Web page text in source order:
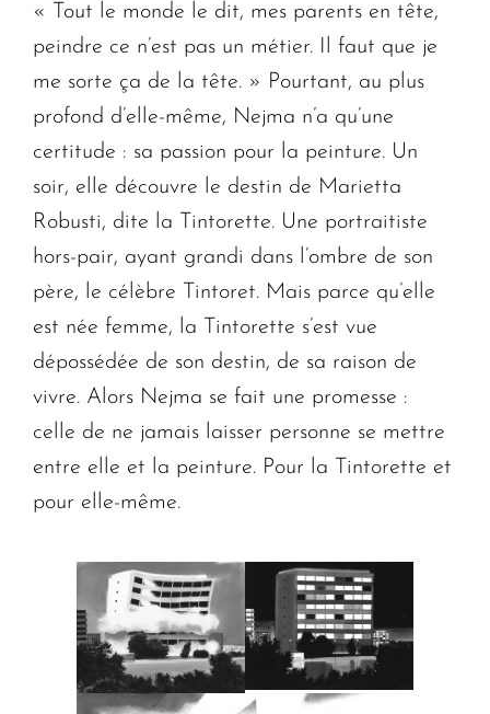
« Tout le monde le dit, mes parents en tête,
peindre ce n’est pas un métier. Il faut que je
me sorte ça de la tête. » Pourtant, au plus
profond d’elle-même, Nejma n’a qu’une
certitude : sa passion pour la peinture. Un
soir, elle découvre le destin de Marietta
Robusti, dite la Tintorette. Une portraitiste
hors-pair, ayant grandi dans l’ombre de son
père, le célèbre Tintoret. Mais parce qu’elle
est née femme, la Tintorette s’est vue
dépossédée de son destin, de sa raison de
vivre. Alors Nejma se fait une promesse :
celle de ne jamais laisser personne se mettre
entre elle et la peinture. Pour la Tintorette et
pour elle-même.